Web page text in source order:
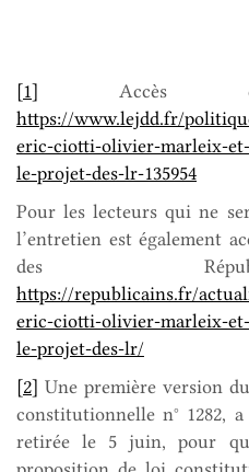
[1] Accès
https://www.lejdd.fr/
eric-ciotti-olivier-marleix-
le-projet-des-lr-135954
Pour les lecteurs qui ne
l’entretien est également
des
https://republicains.fr/
eric-ciotti-olivier-marleix-
le-projet-des-lr/
[2] Une première version
constitutionnelle n° 1282,
retirée le 5 juin, pour